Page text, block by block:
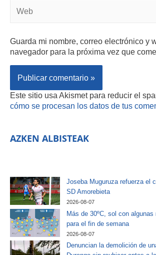
Guarda mi nombre, correo electrónico y
navegador para la próxima vez que
Este sitio usa Akismet para reducir el
cómo se procesan los datos de tus
AZKEN ALBISTEAK
Joseba Muguruza refuerza el
SD Amorebieta
2026-08-07
Más de 30ºC, sol con
para el fin de semana
2026-08-07
Denuncian la demolición de